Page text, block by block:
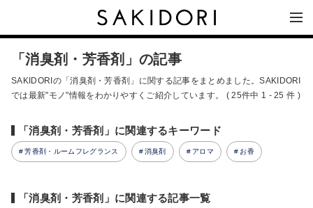
「消臭剤・芳香剤」の記事
SAKIDORIの「消臭剤・芳香剤」に関する記事をまとめました。SAKIDORI
では最新"モノ"情報をわかりやすくご紹介しています。 ( 25件中 1 - 25 件 )
「消臭剤・芳香剤」に関連するキーワード
芳香剤・ルームフレグランス 消臭剤 アロマ お香
「消臭剤・芳香剤」に関連する記事一覧